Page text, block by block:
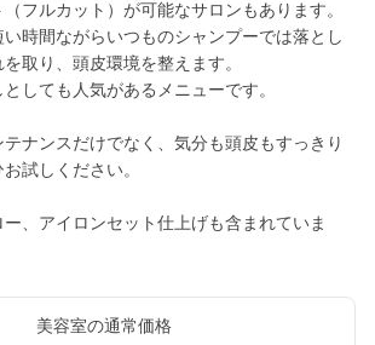
フルカット）が可能なサロンもあります。
時間ながらいつものシャンプーでは落とし
取り、頭皮環境を整えます。
しても人気があるメニューです。
ナンスだけでなく、気分も頭皮もすっきり
試しください。
、アイロンセット仕上げも含まれていま
美容室の通常価格